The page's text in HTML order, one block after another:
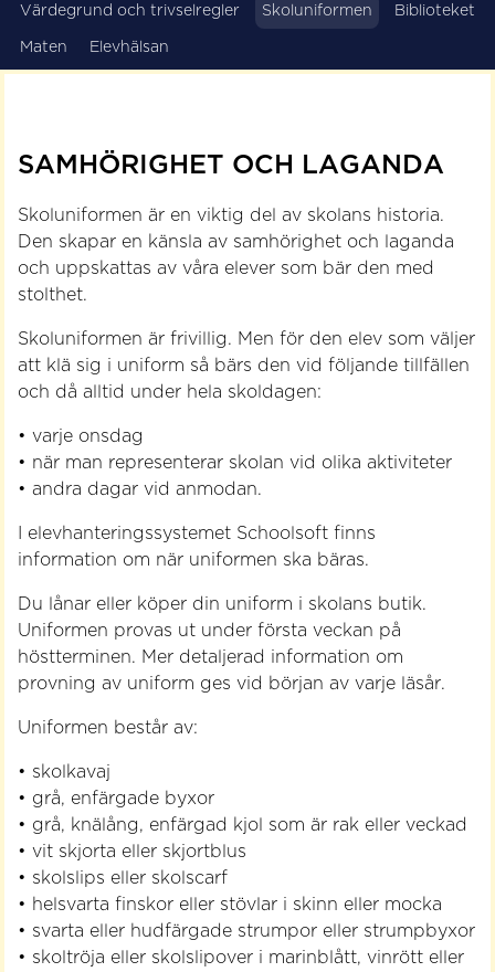
Värdegrund och trivselregler Skoluniformen Biblioteket
Maten Elevhälsan
SAMHÖRIGHET OCH LAGANDA
Skoluniformen är en viktig del av skolans historia.
Den skapar en känsla av samhörighet och laganda
och uppskattas av våra elever som bär den med
stolthet.
Skoluniformen är frivillig. Men för den elev som väljer
att klä sig i uniform så bärs den vid följande tillfällen
och då alltid under hela skoldagen:
• varje onsdag
• när man representerar skolan vid olika aktiviteter
• andra dagar vid anmodan.
I elevhanteringssystemet Schoolsoft finns
information om när uniformen ska bäras.
Du lånar eller köper din uniform i skolans butik.
Uniformen provas ut under första veckan på
höstterminen. Mer detaljerad information om
provning av uniform ges vid början av varje läsår.
Uniformen består av:
• skolkavaj
• grå, enfärgade byxor
• grå, knälång, enfärgad kjol som är rak eller veckad
• vit skjorta eller skjortblus
• skolslips eller skolscarf
• helsvarta finskor eller stövlar i skinn eller mocka
• svarta eller hudfärgade strumpor eller strumpbyxor
• skoltröja eller skolslipover i marinblått, vinrött eller